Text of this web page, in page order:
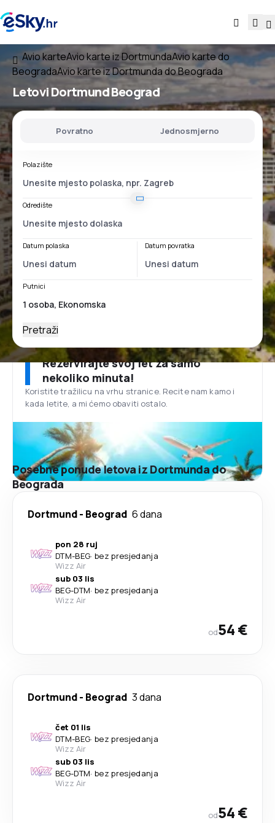
Avio karteAvio karte iz DortmundaAvio karte do
BeogradaAvio karte iz Dortmunda do Beograda
LetoviDortmund Beograd
Povratno Jednosmjerno
Polazište
Odredište
Datum polaska Datum povratka
Putnici
Pretraži
Rezervirajte svoj let za samo
nekoliko minuta!
Koristite tražilicu na vrhu stranice. Recite nam kamo i
kada letite, a mi ćemo obaviti ostalo.
Posebne ponude letova iz Dortmunda do
Beograda
Dortmund- Beograd 6 dana
pon 28 ruj
DTM-BEG· bez presjedanja
Wizz Air
sub 03 lis
BEG-DTM· bez presjedanja
Wizz Air
od54 €
Dortmund- Beograd 3 dana
čet 01 lis
DTM-BEG· bez presjedanja
Wizz Air
sub 03 lis
BEG-DTM· bez presjedanja
Wizz Air
od54 €